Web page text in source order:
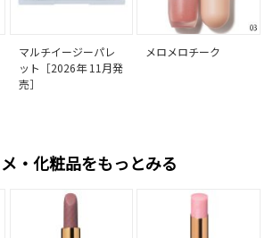
マルチイージーパレ
ット［2026年 11月発
売］
メロメロチーク
・化粧品をもっとみる